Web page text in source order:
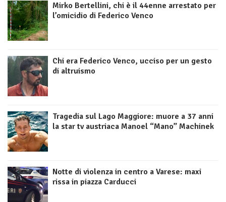
Mirko Bertellini, chi è il 44enne arrestato per
l’omicidio di Federico Venco
Chi era Federico Venco, ucciso per un gesto
di altruismo
Tragedia sul Lago Maggiore: muore a 37 anni
la star tv austriaca Manoel “Mano” Machinek
Notte di violenza in centro a Varese: maxi
rissa in piazza Carducci